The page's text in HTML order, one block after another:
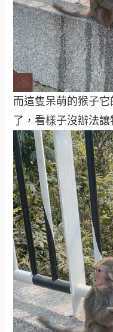
而這隻呆萌的猴子
了，看樣子沒辦法讓